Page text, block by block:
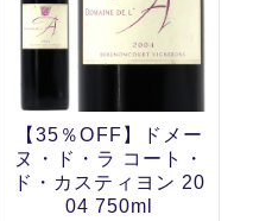
【35％OFF】ドメー
ヌ・ド・ラ コート・
ド・カスティヨン 20
04 750ml